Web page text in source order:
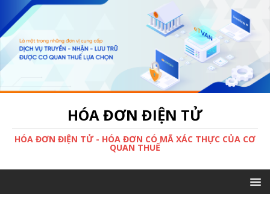
HÓA ĐƠN ĐIỆN TỬ
HÓA ĐƠN ĐIỆN TỬ - HÓA ĐƠN CÓ MÃ XÁC THỰC CỦA CƠ
QUAN THUẾ